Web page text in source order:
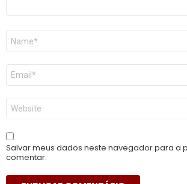
Nome
E-
mail
*
Site
Salvar meus dados neste navegador para a
comentar.